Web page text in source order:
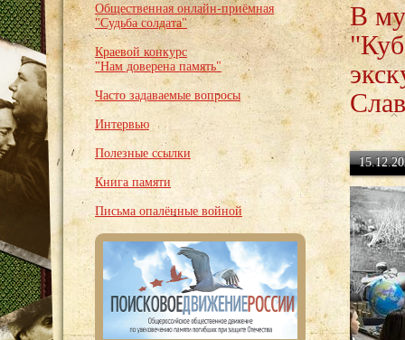
Общественная онлайн-приёмная
"Судьба солдата"
Краевой конкурс
"Нам доверена память"
Часто задаваемые вопросы
Интервью
Полезные ссылки
Книга памяти
Письма опалённые войной
В